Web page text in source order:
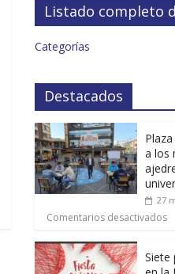
Listado completo
Categorías
Destacados
a los
27
Comentarios desactivados
Siete